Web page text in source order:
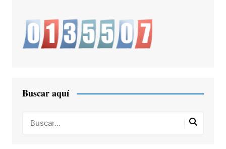
Buscar aquí